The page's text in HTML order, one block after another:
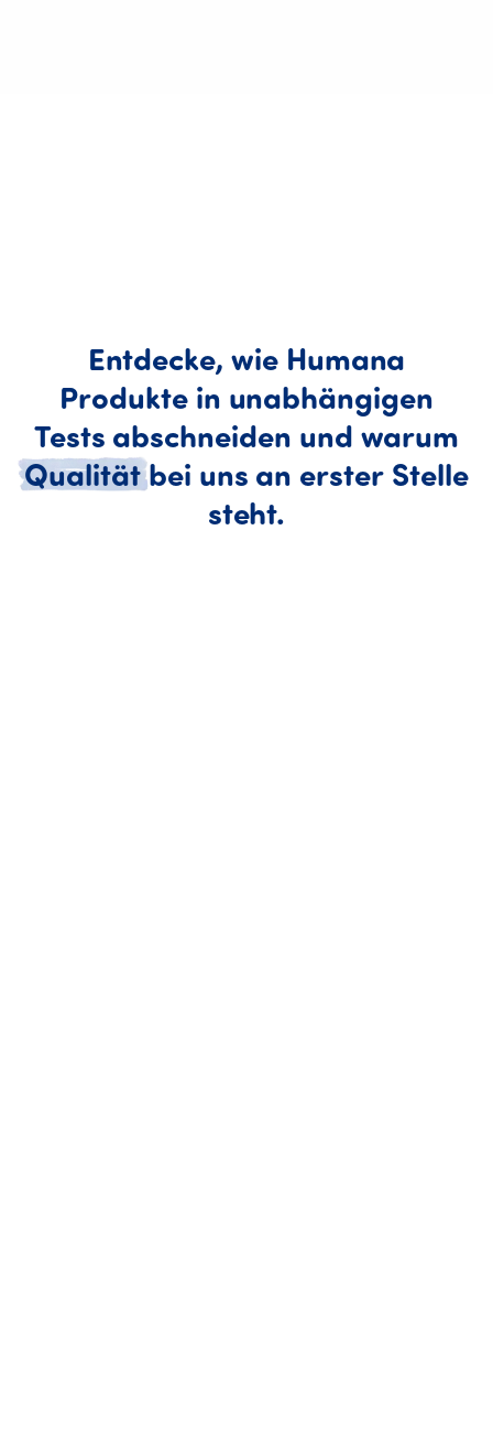
Entdecke, wie Humana
Produkte in unabhängigen
Tests abschneiden und warum
Qualität bei uns an erster Stelle
steht.